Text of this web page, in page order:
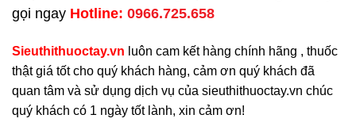
gọi ngay Hotline: 0966.725.658
Sieuthithuoctay.vn luôn cam kết hàng chính hãng , thuốc
thật giá tốt cho quý khách hàng, cảm ơn quý khách đã
quan tâm và sử dụng dịch vụ của sieuthithuoctay.vn chúc
quý khách có 1 ngày tốt lành, xin cảm ơn!